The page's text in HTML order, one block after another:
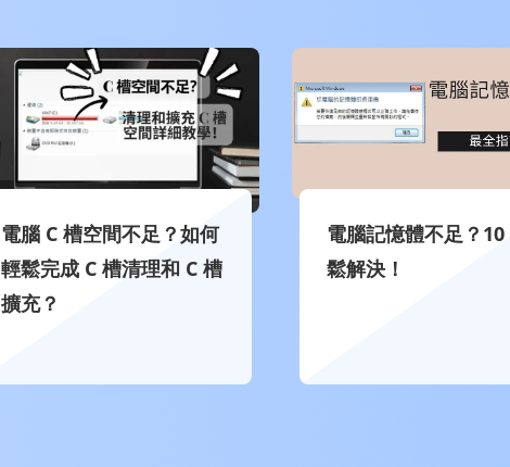
電腦 C 槽空間不足？如何
輕鬆完成 C 槽清理和 C 槽
擴充？
電腦記憶體不足？10
鬆解決！